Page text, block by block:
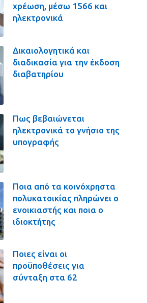
χρέωση, μέσω 1566 και
ηλεκτρονικά
Δικαιολογητικά και
διαδικασία για την έκδοση
διαβατηρίου
Πως βεβαιώνεται
ηλεκτρονικά το γνήσιο της
υπογραφής
Ποια από τα κοινόχρηστα
πολυκατοικίας πληρώνει ο
ενοικιαστής και ποια ο
ιδιοκτήτης
Ποιες είναι οι
προϋποθέσεις για
σύνταξη στα 62